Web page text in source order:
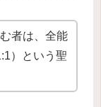
者は、全能
）という聖